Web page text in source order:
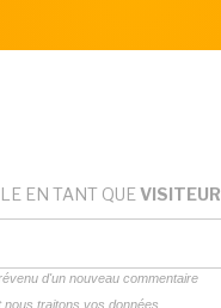
EN TANT QUE VISITEUR
d'un nouveau commentaire
traitons vos données